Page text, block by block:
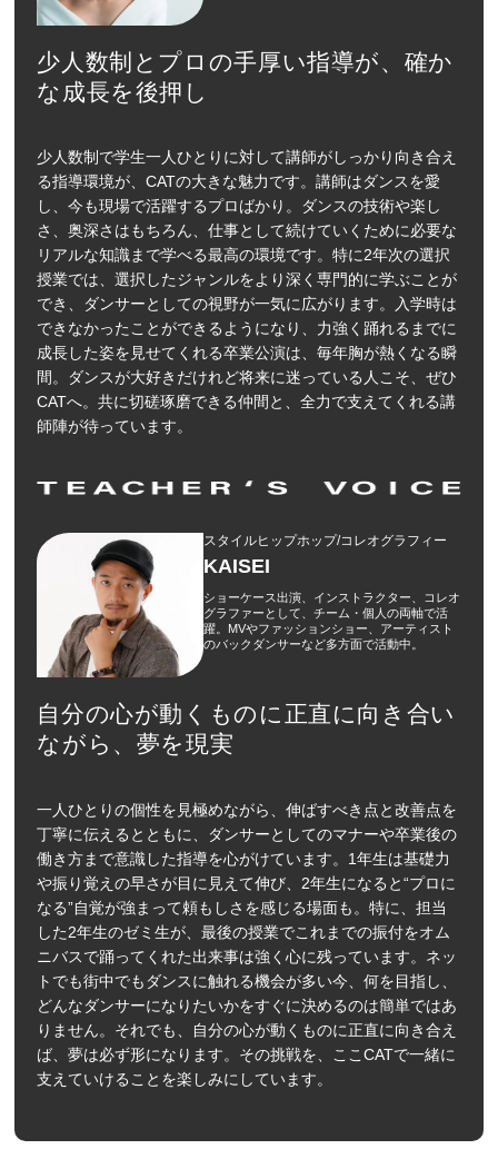
少人数制とプロの手厚い指導が、確か
な成長を後押し
少人数制で学生一人ひとりに対して講師がしっかり向き合え
る指導環境が、CATの大きな魅力です。講師はダンスを愛
し、今も現場で活躍するプロばかり。ダンスの技術や楽し
さ、奥深さはもちろん、仕事として続けていくために必要な
リアルな知識まで学べる最高の環境です。特に2年次の選択
授業では、選択したジャンルをより深く専門的に学ぶことが
でき、ダンサーとしての視野が一気に広がります。入学時は
できなかったことができるようになり、力強く踊れるまでに
成長した姿を見せてくれる卒業公演は、毎年胸が熱くなる瞬
間。ダンスが大好きだけれど将来に迷っている人こそ、ぜひ
CATへ。共に切磋琢磨できる仲間と、全力で支えてくれる講
師陣が待っています。
スタイルヒップホップ/コレオグラフィー
KAISEI
ショーケース出演、インストラクター、コレオ
グラファーとして、チーム・個人の両軸で活
躍。MVやファッションショー、アーティスト
のバックダンサーなど多方面で活動中。
自分の心が動くものに正直に向き合い
ながら、夢を現実
一人ひとりの個性を見極めながら、伸ばすべき点と改善点を
丁寧に伝えるとともに、ダンサーとしてのマナーや卒業後の
働き方まで意識した指導を心がけています。1年生は基礎力
や振り覚えの早さが目に見えて伸び、2年生になると“プロに
なる”自覚が強まって頼もしさを感じる場面も。特に、担当
した2年生のゼミ生が、最後の授業でこれまでの振付をオム
ニバスで踊ってくれた出来事は強く心に残っています。ネッ
トでも街中でもダンスに触れる機会が多い今、何を目指し、
どんなダンサーになりたいかをすぐに決めるのは簡単ではあ
りません。それでも、自分の心が動くものに正直に向き合え
ば、夢は必ず形になります。その挑戦を、ここCATで一緒に
支えていけることを楽しみにしています。